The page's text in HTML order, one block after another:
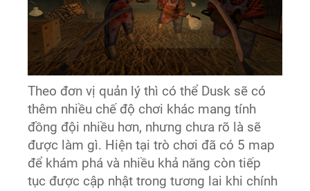
Theo đơn vị quản lý thì có thể Dusk sẽ có
thêm nhiều chế độ chơi khác mang tính
đồng đội nhiều hơn, nhưng chưa rõ là sẽ
được làm gì. Hiện tại trò chơi đã có 5 map
để khám phá và nhiều khả năng còn tiếp
tục được cập nhật trong tương lai khi chính